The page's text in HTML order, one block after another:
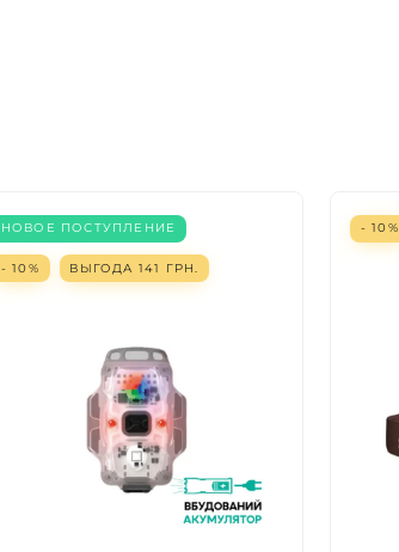
НОВОЕ ПОСТУПЛЕНИЕ
- 10% ВЫГОДА 141 ГРН.
- 10%